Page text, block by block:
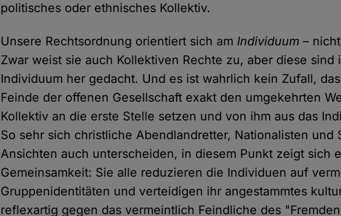
politisches oder ethnisches Kollektiv.
Unsere Rechtsordnung orientiert sich am Individuum –
Zwar weist sie auch Kollektiven Rechte zu, aber diese sind
Individuum her gedacht. Und es ist wahrlich kein Zufall,
Feinde der offenen Gesellschaft exakt den umgekehrten
Kollektiv an die erste Stelle setzen und von ihm aus das
So sehr sich christliche Abendlandretter, Nationalisten und
Ansichten auch unterscheiden, in diesem Punkt zeigt sich
Gemeinsamkeit: Sie alle reduzieren die Individuen auf
Gruppenidentitäten und verteidigen ihr angestammtes
reflexartig gegen das vermeintlich Feindliche des